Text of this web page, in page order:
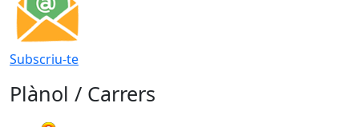
Subscriu-te
Plànol / Carrers